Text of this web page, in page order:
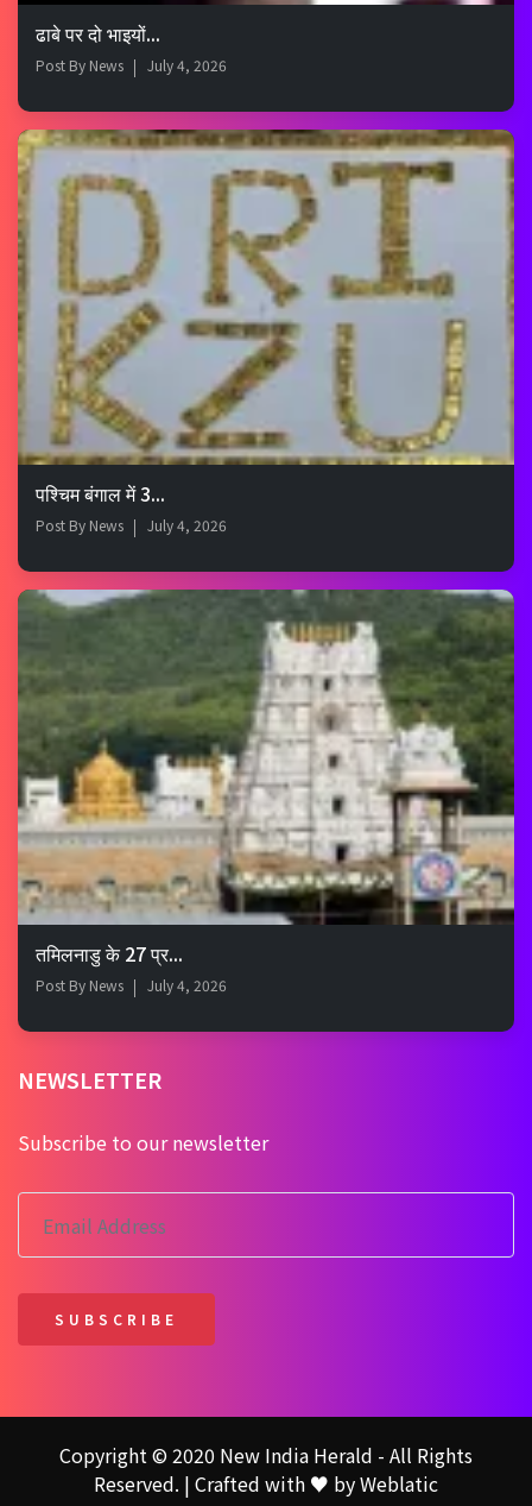
ढाबे पर दो भाइयों...
Post By News July 4, 2026
पश्चिम बंगाल में 3...
Post By News July 4, 2026
तमिलनाडु के 27 प्र...
Post By News July 4, 2026
NEWSLETTER
Subscribe to our newsletter
SUBSCRIBE
Copyright © 2020 New India Herald - All Rights
Reserved. | Crafted with ♥ byWeblatic